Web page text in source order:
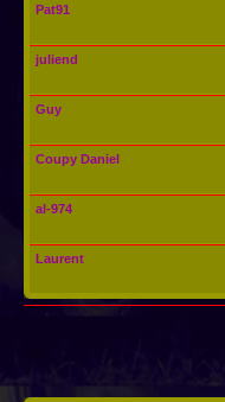
Pat91
juliend
Guy
Coupy Daniel
al-974
Laurent